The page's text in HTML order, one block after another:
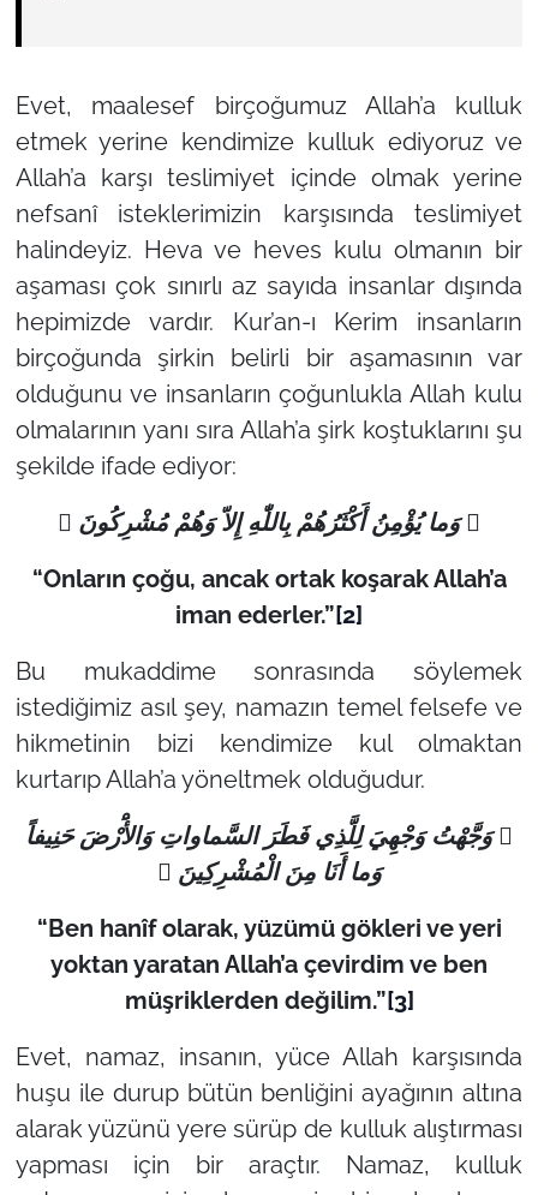
Evet, maalesef birçoğumuz Allah’a kulluk
etmek yerine kendimize kulluk ediyoruz ve
Allah’a karşı teslimiyet içinde olmak yerine
nefsanî isteklerimizin karşısında teslimiyet
halindeyiz. Heva ve heves kulu olmanın bir
aşaması çok sınırlı az sayıda insanlar dışında
hepimizde vardır. Kur’an-ı Kerim insanların
birçoğunda şirkin belirli bir aşamasının var
olduğunu ve insanların çoğunlukla Allah kulu
olmalarının yanı sıra Allah’a şirk koştuklarını şu
şekilde ifade ediyor:
 وَما يُؤْمِنُ أَكْثَرُهُمْ بِاللّٰهِ إِلاّ وَهُمْ مُشْرِكُونَ 
“Onların çoğu, ancak ortak koşarak Allah’a
iman ederler.”[2]
Bu mukaddime sonrasında söylemek
istediğimiz asıl şey, namazın temel felsefe ve
hikmetinin bizi kendimize kul olmaktan
kurtarıp Allah’a yöneltmek olduğudur.
 وَجَّهْتُ وَجْهِيَ لِلَّذِي فَطَرَ السَّماواتِ وَالأَْرْضَ حَنِيفاً
وَما أَنَا مِنَ الْمُشْرِكِينَ 
“Ben hanîf olarak, yüzümü gökleri ve yeri
yoktan yaratan Allah’a çevirdim ve ben
müşriklerden değilim.”[3]
Evet, namaz, insanın, yüce Allah karşısında
huşu ile durup bütün benliğini ayağının altına
alarak yüzünü yere sürüp de kulluk alıştırması
yapması için bir araçtır. Namaz, kulluk